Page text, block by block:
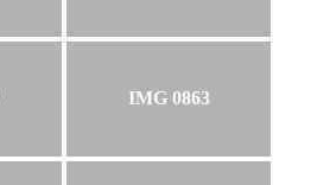
IMG 0863